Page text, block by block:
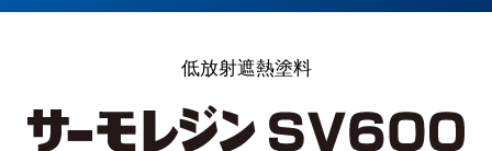
低放射遮熱塗料